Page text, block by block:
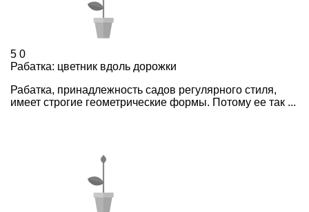
5 0
Рабатка: цветник вдоль дорожки
Рабатка, принадлежность садов регулярного стиля,
имеет строгие геометрические формы. Потому ее так ...